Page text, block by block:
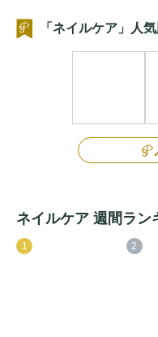
「ネイルケア」人
ネイルケア 週間ラン
1 2